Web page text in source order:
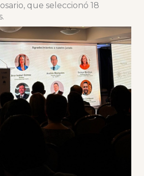
que seleccionó 18